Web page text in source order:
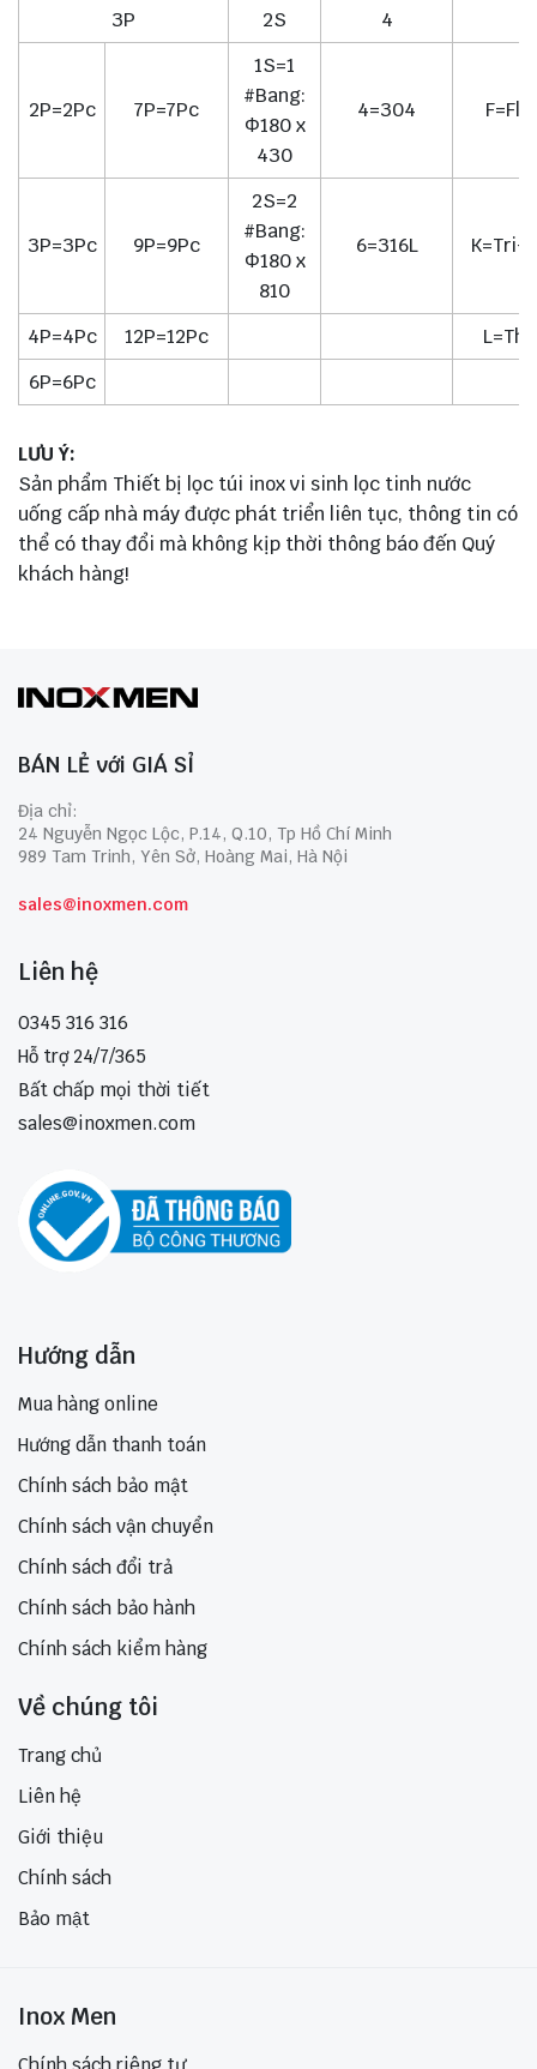
3P 2S 4
2P=2Pc 7P=7Pc
1S=1
#Bang:
Φ180 x
430
4=304
3P=3Pc 9P=9Pc
2S=2
#Bang:
Φ180 x
810
6=316L K=Tri-
4P=4Pc 12P=12Pc
6P=6Pc
LƯU Ý:
Sản phẩm Thiết bị lọc túi inox vi sinh lọc tinh nước
uống cấp nhà máy được phát triển liên tục, thông tin có
thể có thay đổi mà không kịp thời thông báo đến Quý
khách hàng!
BÁN LẺ với GIÁ SỈ
Địa chỉ:
24 Nguyễn Ngọc Lộc, P.14, Q.10, Tp Hồ Chí Minh
989 Tam Trinh, Yên Sở, Hoàng Mai, Hà Nội
sales@inoxmen.com
Liên hệ
0345 316 316
Hỗ trợ 24/7/365
Bất chấp mọi thời tiết
sales@inoxmen.com
Hướng dẫn
Mua hàng online
Hướng dẫn thanh toán
Chính sách bảo mật
Chính sách vận chuyển
Chính sách đổi trả
Chính sách bảo hành
Chính sách kiểm hàng
Về chúng tôi
Trang chủ
Liên hệ
Giới thiệu
Chính sách
Bảo mật
Inox Men
Chính sách riêng tư